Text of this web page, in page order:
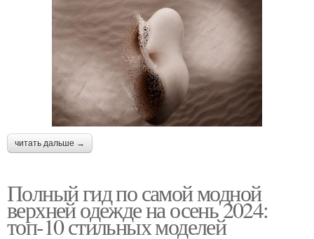
читать дальше →
Полный гид по самой модной
верхней одежде на осень 2024:
топ-10 стильных моделей